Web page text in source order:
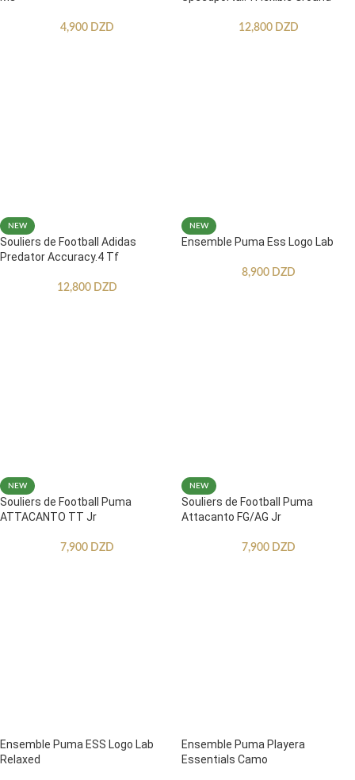
4,900 DZD 12,800 DZD
NEW
Souliers de Football Adidas
Predator Accuracy.4 Tf
12,800 DZD
NEW
Ensemble Puma Ess Logo Lab
8,900 DZD
NEW
Souliers de Football Puma
ATTACANTO TT Jr
7,900 DZD
NEW
Souliers de Football Puma
Attacanto FG/AG Jr
7,900 DZD
Ensemble Puma ESS Logo Lab
Relaxed
Ensemble Puma Playera
Essentials Camo